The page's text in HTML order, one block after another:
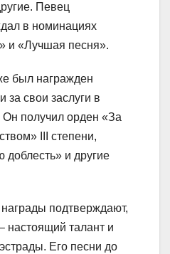
Певец
в номинациях
и «Лучшая песня».
был награжден
за свои заслуги в
получил орден «За
III степени,
доблесть» и другие
подтверждают,
настоящий талант и
Его песни до